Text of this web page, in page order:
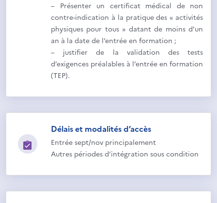
– Présenter un certificat médical de non
contre-indication à la pratique des « activités
physiques pour tous » datant de moins d’un
an à la date de l’entrée en formation ;
– justifier de la validation des tests
d’exigences préalables à l’entrée en formation
(TEP).
Délais et modalités d’accès
Entrée sept/nov principalement
Autres périodes d’intégration sous condition